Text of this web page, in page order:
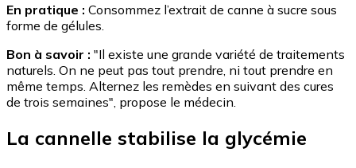
En pratique : Consommez l’extrait de canne à sucre sous
forme de gélules.
Bon à savoir : "Il existe une grande variété de traitements
naturels. On ne peut pas tout prendre, ni tout prendre en
même temps. Alternez les remèdes en suivant des cures
de trois semaines", propose le médecin.
La cannelle stabilise la glycémie